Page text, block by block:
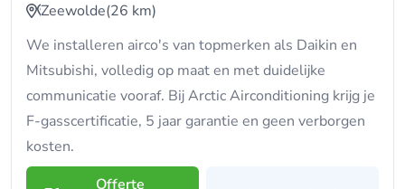
Zeewolde(26 km)
We installeren airco's van topmerken als Daikin en
Mitsubishi, volledig op maat en met duidelijke
communicatie vooraf. Bij Arctic Airconditioning krijg je
F-gasscertificatie, 5 jaar garantie en geen verborgen
kosten.
Offerte